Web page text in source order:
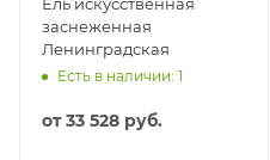
заснеженная
Ленинградская
Есть в наличии: 1
от33 528 руб.